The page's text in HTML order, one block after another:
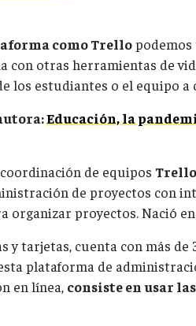
como Trello
con otras herramientas de
los estudiantes o el equipo a
Educación, la
de equipos
de proyectos con
organizar proyectos. Nació en
y tarjetas, cuenta con más de
plataforma de
en línea, consiste en usar